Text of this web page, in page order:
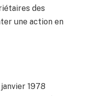
des
une action en
1978